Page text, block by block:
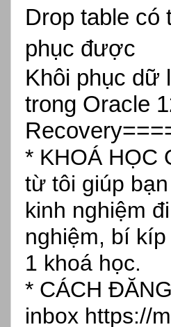
Drop table có
phục được
Khôi phục dữ
trong Oracle
Recovery
* KHOÁ HỌC
từ tôi giúp
kinh nghiệm
nghiệm, bí
1 khoá học.
* CÁCH
inbox https://